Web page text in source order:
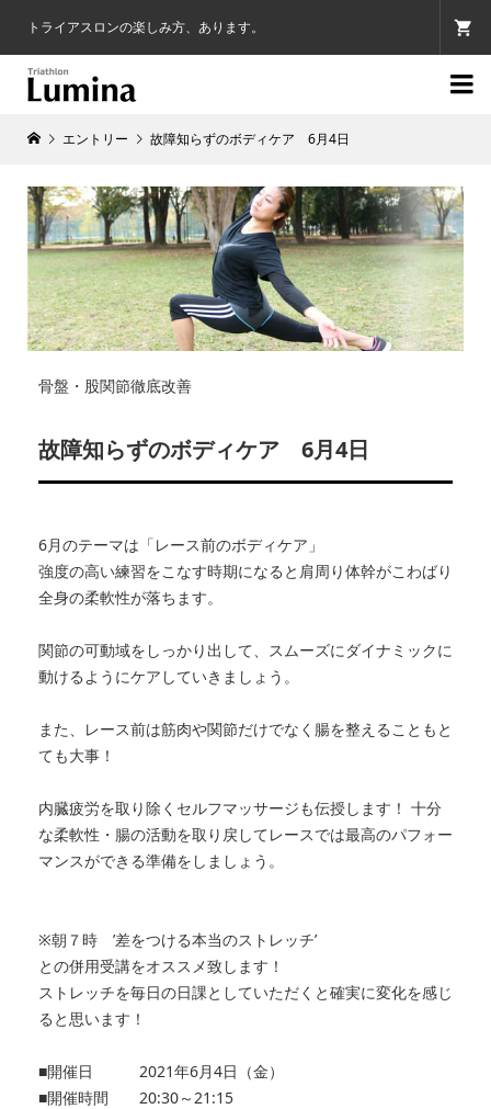
トライアスロンの楽しみ方、あります。

エントリー 故障知らずのボディケア 6月4日
骨盤・股関節徹底改善
故障知らずのボディケア 6月4日
6月のテーマは「レース前のボディケア 」
強度の高い練習をこなす時期になると肩周り体幹がこわばり
全身の柔軟性が落ちます。
関節の可動域をしっかり出して、スムーズにダイナミックに
動けるようにケアしていきましょう。
また、 レース前は筋肉や関節だけでなく腸を整えることもと
ても大事！
内臓疲労を取り除くセルフマッサージも伝授します！ 十分
な柔軟性・ 腸の活動を取り戻してレースでは最高のパフォー
マンスができる準備を しましょう。
※朝７時 ’差をつける本当のストレッチ’
との併用受講をオススメ致します！
ストレッチを毎日の日課としていただくと確実に変化を感じ
ると思います！
■開催日 2021年6月4日（金）
■開催時間 20:30～21:15